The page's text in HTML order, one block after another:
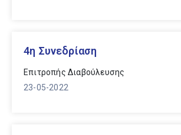
4η Συνεδρίαση
Επιτροπής Διαβούλευσης
23-05-2022